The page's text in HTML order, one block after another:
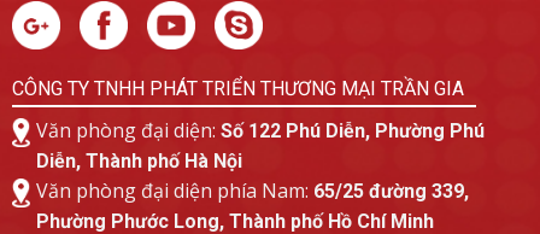
CÔNG TY TNHH PHÁT TRIỂN THƯƠNG MẠI TRẦN GIA
Văn phòng đại diện: Số 122 Phú Diễn, Phường Phú
Diễn, Thành phố Hà Nội
Văn phòng đại diện phía Nam: 65/25 đường 339,
Phường Phước Long, Thành phố Hồ Chí Minh